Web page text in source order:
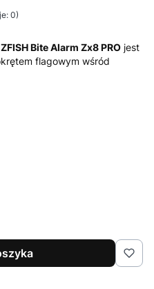
0)
Bite Alarm Zx8 PRO jest
flagowym wśród